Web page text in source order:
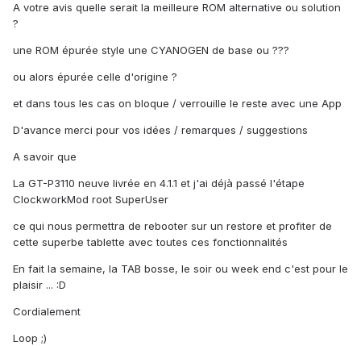
A votre avis quelle serait la meilleure ROM alternative ou solution
?
une ROM épurée style une CYANOGEN de base ou ???
ou alors épurée celle d'origine ?
et dans tous les cas on bloque / verrouille le reste avec une App
D'avance merci pour vos idées / remarques / suggestions
A savoir que
La GT-P3110 neuve livrée en 4.1.1 et j'ai déjà passé l'étape
ClockworkMod root SuperUser
ce qui nous permettra de rebooter sur un restore et profiter de
cette superbe tablette avec toutes ces fonctionnalités
En fait la semaine, la TAB bosse, le soir ou week end c'est pour le
plaisir ... :D
Cordialement
Loop ;)